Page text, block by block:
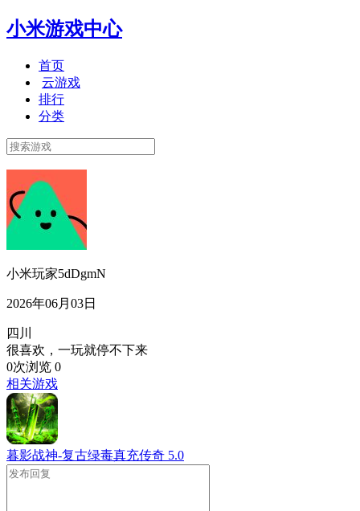
小米游戏中心
首页
云游戏
排行
分类
小米玩家5dDgmN
2026年06月03日
四川
很喜欢，一玩就停不下来
0次浏览 0
相关游戏
暮影战神-复古绿毒真充传奇 5.0